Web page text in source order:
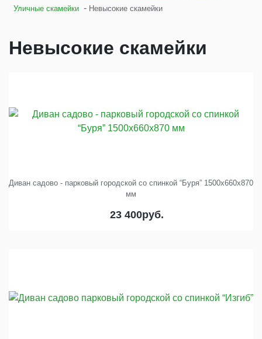
Уличные скамейки - Невысокие скамейки
Невысокие скамейки
Диван садово - парковый городской со спинкой “Буря” 1500x660x870
мм
23 400руб.